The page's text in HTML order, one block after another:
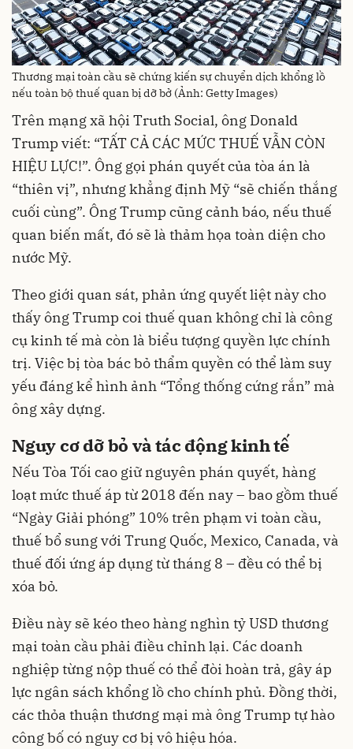
Thương mại toàn cầu sẽ chứng kiến sự chuyển dịch khổng lồ
nếu toàn bộ thuế quan bị dỡ bở (Ảnh: Getty Images)
Trên mạng xã hội Truth Social, ông Donald
Trump viết: “TẤT CẢ CÁC MỨC THUẾ VẪN CÒN
HIỆU LỰC!”. Ông gọi phán quyết của tòa án là
“thiên vị”, nhưng khẳng định Mỹ “sẽ chiến thắng
cuối cùng”. Ông Trump cũng cảnh báo, nếu thuế
quan biến mất, đó sẽ là thảm họa toàn diện cho
nước Mỹ.
Theo giới quan sát, phản ứng quyết liệt này cho
thấy ông Trump coi thuế quan không chỉ là công
cụ kinh tế mà còn là biểu tượng quyền lực chính
trị. Việc bị tòa bác bỏ thẩm quyền có thể làm suy
yếu đáng kể hình ảnh “Tổng thống cứng rắn” mà
ông xây dựng.
Nguy cơ dỡ bỏ và tác động kinh tế
Nếu Tòa Tối cao giữ nguyên phán quyết, hàng
loạt mức thuế áp từ 2018 đến nay – bao gồm thuế
“Ngày Giải phóng” 10% trên phạm vi toàn cầu,
thuế bổ sung với Trung Quốc, Mexico, Canada, và
thuế đối ứng áp dụng từ tháng 8 – đều có thể bị
xóa bỏ.
Điều này sẽ kéo theo hàng nghìn tỷ USD thương
mại toàn cầu phải điều chỉnh lại. Các doanh
nghiệp từng nộp thuế có thể đòi hoàn trả, gây áp
lực ngân sách khổng lồ cho chính phủ. Đồng thời,
các thỏa thuận thương mại mà ông Trump tự hào
công bố có nguy cơ bị vô hiệu hóa.